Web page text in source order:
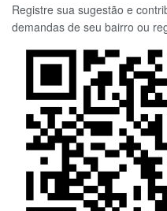
Registre sua sugestão e
demandas de seu bairro ou